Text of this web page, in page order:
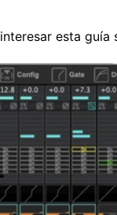
esta guía